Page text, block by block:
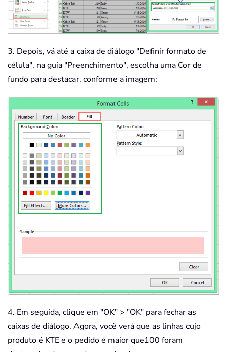
3. Depois, vá até a caixa de diálogo "Definir formato de
célula", na guia "Preenchimento", escolha uma Cor de
fundo para destacar, conforme a imagem:
4. Em seguida, clique em "OK" > "OK" para fechar as
caixas de diálogo. Agora, você verá que as linhas cujo
produto é KTE e o pedido é maior que100 foram